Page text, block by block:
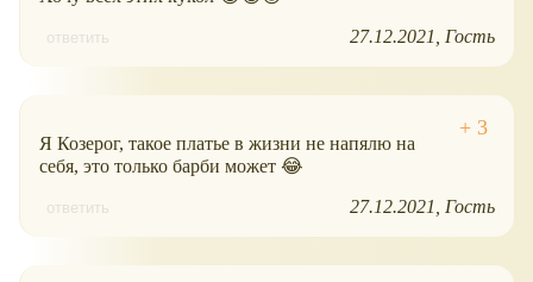
ответить 27.12.2021 Гость
Я Козерог, такое платье в жизни не напялю на
себя, это только барби может 😂
ответить 27.12.2021 Гость